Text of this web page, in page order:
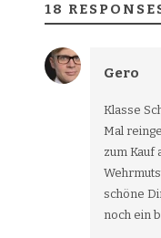
18
Gero
Klasse
Mal
zum Kauf
schöne
noch ein